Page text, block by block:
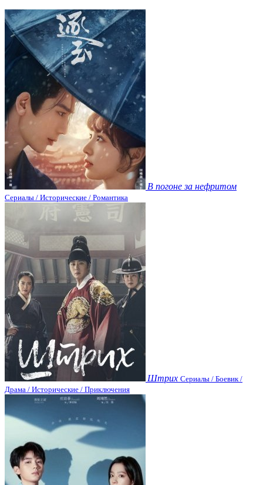
В погоне за нефритом
Сериалы / Исторические / Романтика
Штрих Сериалы / Боевик /
Драма / Исторические / Приключения